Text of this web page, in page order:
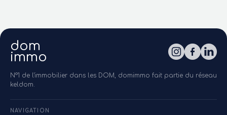
dom
immo
N°1 de l'immobilier dans les DOM, domimmo fait partie du réseau
keldom.
NAVIGATION